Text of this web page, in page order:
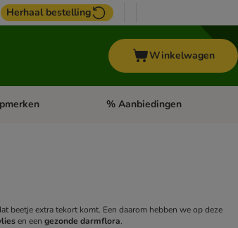
Herhaal bestelling
Winkelwagen
categorie menu: Paard Open categorie menu:
% Aanbiedingen
beetje extra tekort komt. Een daarom hebben we op deze
en een gezonde darmflora.